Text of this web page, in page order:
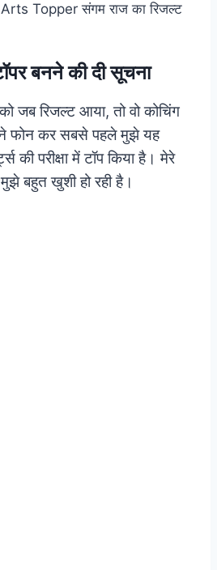
Topper संगम राज का रिजल्ट
बनने की दी सूचना
जब रिजल्ट आया, तो वो कोचिंग
फोन कर सबसे पहले मुझे यह
की परीक्षा में टॉप किया है। मेरे
बहुत खुशी हो रही है।